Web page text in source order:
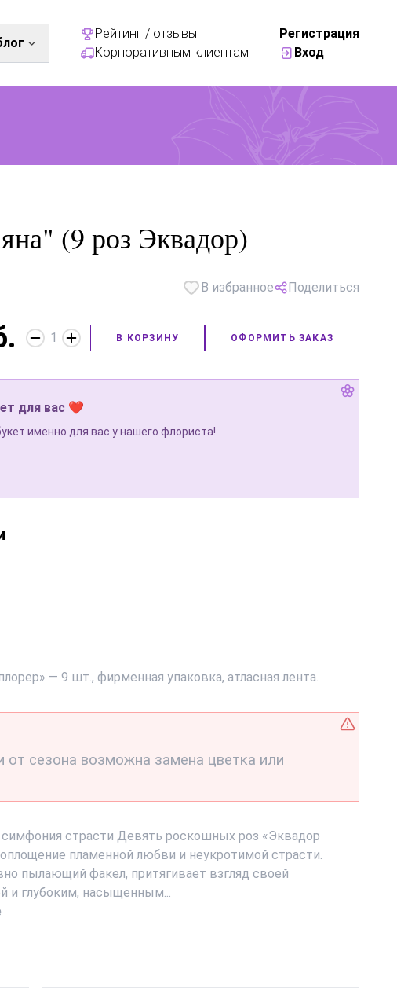
Рейтинг / отзывы
Корпоративным клиентам
Регистрация
Вход
(9 роз Эквадор)
В избранное Поделиться
1 В КОРЗИНУ ОФОРМИТЬ ЗАКАЗ
для вас ❤
именно для вас у нашего флориста!
— 9 шт., фирменная упаковка, атласная лента.
от сезона возможна замена цветка или
симфония страсти Девять роскошных роз «Эквадор
пламенной любви и неукротимой страсти.
пылающий факел, притягивает взгляд своей
и глубоким, насыщенным...